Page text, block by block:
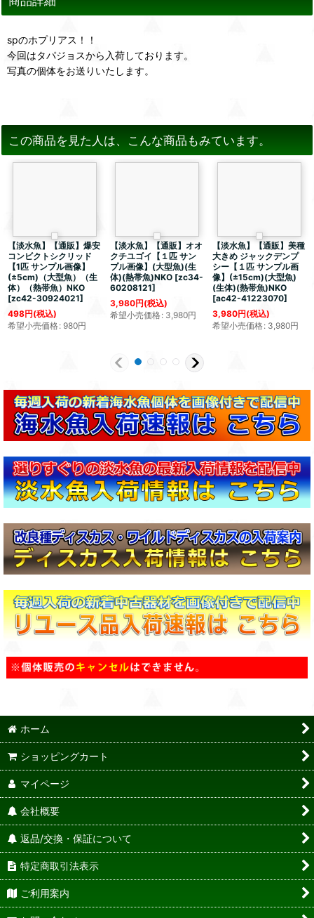
spのホプリアス！！
今回はタパジョスから入荷しております。
写真の個体をお送りいたします。
この商品を見た人は、こんな商品もみています。
【淡水魚】【通販】爆安
コンビクトシクリッド
【1匹 サンプル画像】
(±5cm)（大型魚）（生
体）（熱帯魚）NKO
[zc42-30924021]
498円(税込)
希望小売価格: 980円
【淡水魚】【通販】オオ
クチユゴイ【１匹 サン
プル画像】(大型魚)(生
体)(熱帯魚)NKO [zc34-
60208121]
3,980円(税込)
希望小売価格: 3,980円
【淡水魚】【通販】美種
大きめ ジャックデンプ
シー【１匹 サンプル画
像】(±15cm)(大型魚)
(生体)(熱帯魚)NKO
[ac42-41223070]
3,980円(税込)
希望小売価格: 3,980円
ホーム
ショッピングカート
マイページ
会社概要
返品/交換・保証について
特定商取引法表示
ご利用案内